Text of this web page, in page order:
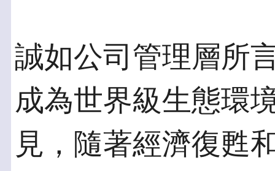
誠如公司管理層所
成為世界級生態環
見，隨著經濟復甦